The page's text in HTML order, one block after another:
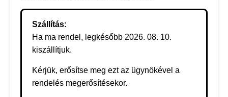
Szállítás:
Ha ma rendel, legkésőbb 2026. 08. 10.
kiszállítjuk.
Kérjük, erősítse meg ezt az ügynökével a
rendelés megerősítésekor.